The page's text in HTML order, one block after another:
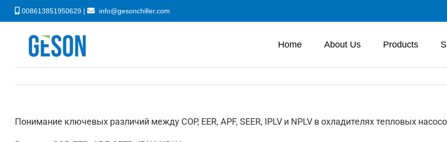
Skip
to
008613851950629 | info@gesonchiller.com
Home About Us Products
Понимание ключевых различий между COP, EER, APF, SEER, IPLV и NPLV в охладителях тепловых